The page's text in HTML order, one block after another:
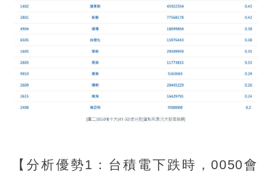
【分析優勢1：台積電下跌時，0050會